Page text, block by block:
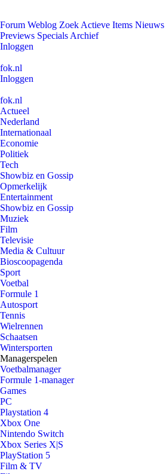
Forum Weblog Zoek Actieve Items Nieuws
Previews Specials Archief
Inloggen
fok.nl
Inloggen
fok.nl
Actueel
Nederland
Internationaal
Economie
Politiek
Tech
Showbiz en Gossip
Opmerkelijk
Entertainment
Showbiz en Gossip
Muziek
Film
Televisie
Media & Cultuur
Bioscoopagenda
Sport
Voetbal
Formule 1
Autosport
Tennis
Wielrennen
Schaatsen
Wintersporten
Managerspelen
Voetbalmanager
Formule 1-manager
Games
PC
Playstation 4
Xbox One
Nintendo Switch
Xbox Series X|S
PlayStation 5
Film & TV